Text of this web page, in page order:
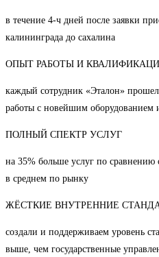
в течение 4-ч дней после заявки
калининграда до сахалина
ОПЫТ РАБОТЫ И
каждый сотрудник «Эталон»
работы с новейшим оборудованием
ПОЛНЫЙ СПЕКТР УСЛУГ
на 35% больше услуг по
в среднем по рынку
ЖЁСТКИЕ ВНУТРЕННИЕ
создали и поддерживаем уровень
выше, чем государственные